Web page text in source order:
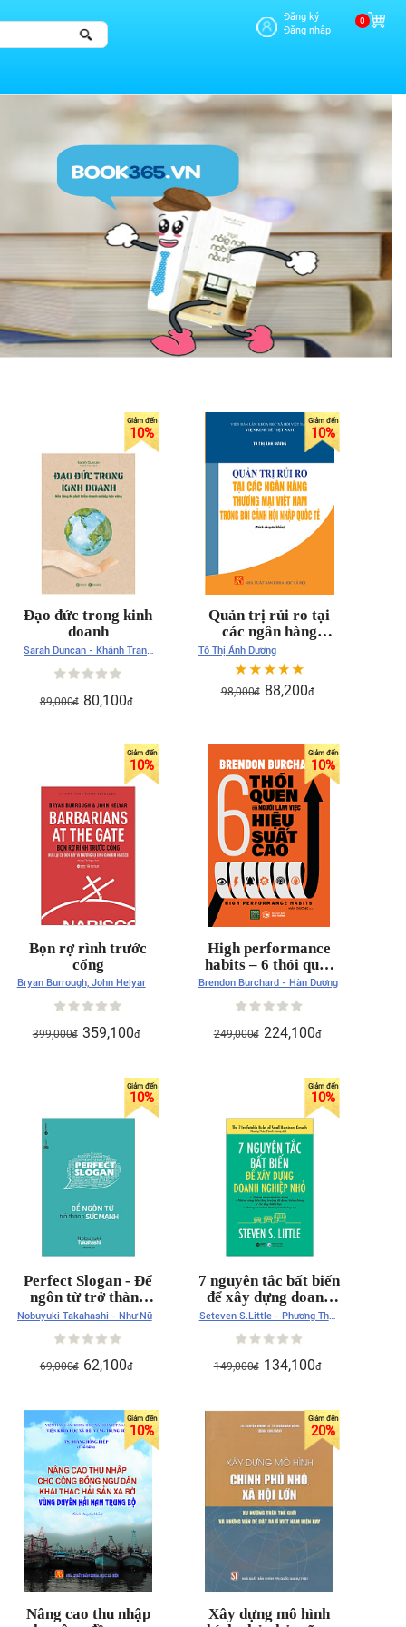
Đăng ký
Đăng nhập
0
10%
Đạo đức trong kinh
doanh
Sarah Duncan - Khánh Trang
89,000đ 80,100đ
10%
Quản trị rủi ro tại
các ngân hàng
thương mại Việt Nam
trong bối cảnh hội
nhập quốc tế (sách
chuyên khảo)
Tô Thị Ánh Dương
98,000đ 88,200đ
10%
Bọn rợ rình trước
cổng
Bryan Burrough, John Helyar
399,000đ 359,100đ
10%
High performance
habits – 6 thói quen
của người làm việc
hiệu suất cao
Brendon Burchard - Hàn Dương
249,000đ 224,100đ
10%
Perfect Slogan - Để
ngôn từ trở thành
sức mạnh
Nobuyuki Takahashi - Như Nữ
69,000đ 62,100đ
10%
7 nguyên tắc bất biến
để xây dựng doanh
nghiệp nhỏ
Seteven S.Little - Phương Thảo
- Thanh Hương
149,000đ 134,100đ
10%
Nâng cao thu nhập
20%
Xây dựng mô hình